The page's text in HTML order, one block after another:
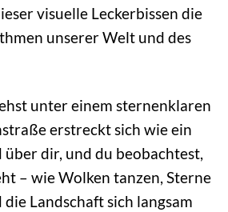
visuelle Leckerbissen die
unserer Welt und des
unter einem sternenklaren
erstreckt sich wie ein
über dir, und du beobachtest,
– wie Wolken tanzen, Sterne
Landschaft sich langsam